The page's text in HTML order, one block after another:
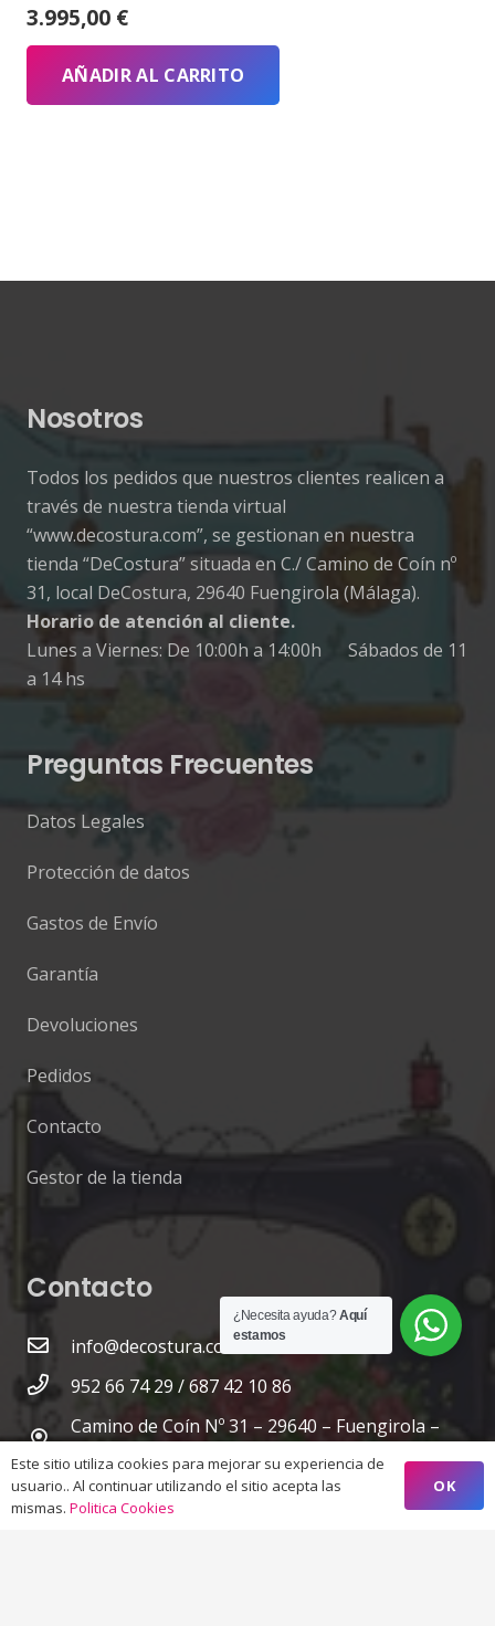
3.995,00 €
AÑADIR AL CARRITO
Nosotros
Todos los pedidos que nuestros clientes realicen a
través de nuestra tienda virtual
“www.decostura.com”, se gestionan en nuestra
tienda “DeCostura” situada en C./ Camino de Coín nº
31, local DeCostura, 29640 Fuengirola (Málaga).
Horario de atención al cliente.
Lunes a Viernes: De 10:00h a 14:00h Sábados de 11
a 14 hs
Preguntas Frecuentes
Datos Legales
Protección de datos
Gastos de Envío
Garantía
Devoluciones
Pedidos
Contacto
Gestor de la tienda
Contacto
info@decostura.com
952 66 74 29 / 687 42 10 86
Camino de Coín Nº 31 – 29640 – Fuengirola –
Málaga
¿Necesita ayuda?Aquí
estamos
Este sitio utiliza cookies para mejorar su experiencia de
usuario.. Al continuar utilizando el sitio acepta las
mismas. Politica Cookies
OK